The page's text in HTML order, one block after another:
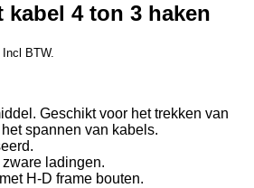
kabel 4 ton 3 haken
Incl BTW.
Geschikt voor het trekken van
spannen van kabels.
ladingen.
H-D frame bouten.